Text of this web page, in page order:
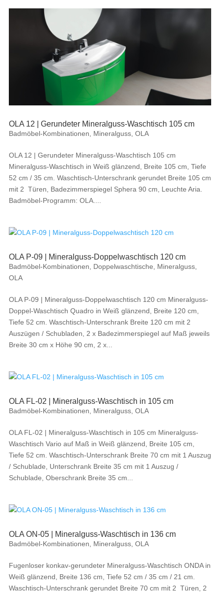
OLA 12 | Gerundeter Mineralguss-Waschtisch 105 cm
Badmöbel-Kombinationen, Mineralguss, OLA
OLA 12 | Gerundeter Mineralguss-Waschtisch 105 cm
Mineralguss-Waschtisch in Weiß glänzend, Breite 105 cm, Tiefe
52 cm / 35 cm. Waschtisch-Unterschrank gerundet Breite 105 cm
mit 2 Türen, Badezimmerspiegel Sphera 90 cm, Leuchte Aria.
Badmöbel-Programm: OLA....
OLA P-09 | Mineralguss-Doppelwaschtisch 120 cm
Badmöbel-Kombinationen, Doppelwaschtische, Mineralguss,
OLA
OLA P-09 | Mineralguss-Doppelwaschtisch 120 cm Mineralguss-
Doppel-Waschtisch Quadro in Weiß glänzend, Breite 120 cm,
Tiefe 52 cm. Waschtisch-Unterschrank Breite 120 cm mit 2
Auszügen / Schubladen, 2 x Badezimmerspiegel auf Maß jeweils
Breite 30 cm x Höhe 90 cm, 2 x...
OLA FL-02 | Mineralguss-Waschtisch in 105 cm
Badmöbel-Kombinationen, Mineralguss, OLA
OLA FL-02 | Mineralguss-Waschtisch in 105 cm Mineralguss-
Waschtisch Vario auf Maß in Weiß glänzend, Breite 105 cm,
Tiefe 52 cm. Waschtisch-Unterschrank Breite 70 cm mit 1 Auszug
/ Schublade, Unterschrank Breite 35 cm mit 1 Auszug /
Schublade, Oberschrank Breite 35 cm...
OLA ON-05 | Mineralguss-Waschtisch in 136 cm
Badmöbel-Kombinationen, Mineralguss, OLA
Fugenloser konkav-gerundeter Mineralguss-Waschtisch ONDA in
Weiß glänzend, Breite 136 cm, Tiefe 52 cm / 35 cm / 21 cm.
Waschtisch-Unterschrank gerundet Breite 70 cm mit 2 Türen, 2